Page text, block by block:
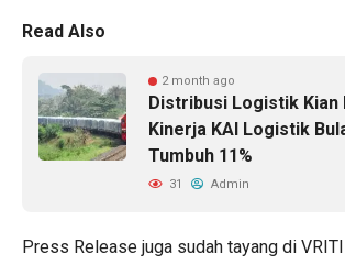
Read Also
2 month ago
Distribusi Logistik Kian
Kinerja KAI Logistik
Tumbuh 11%
31 Admin
Press Release juga sudah tayang di